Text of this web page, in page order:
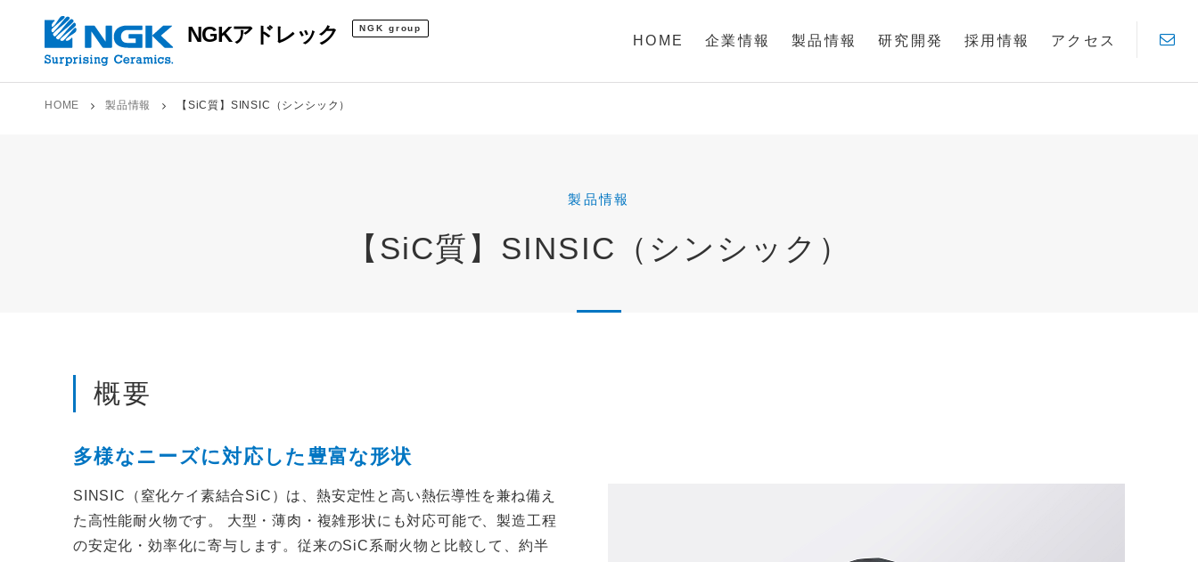
NGKアドレック NGK group
HOME 企業情報 製品情報 研究開発 採用情報 アクセス
HOME 製品情報 【SiC質】SINSIC（シンシック）
製品情報
【SiC質】SINSIC（シンシック）
概要
多様なニーズに対応した豊富な形状
SINSIC（窒化ケイ素結合SiC）は、熱安定性と高い熱伝導性を兼ね備え
た高性能耐火物です。 大型・薄肉・複雑形状にも対応可能で、製造工程
の安定化・効率化に寄与します。従来のSiC系耐火物と比較して、約半